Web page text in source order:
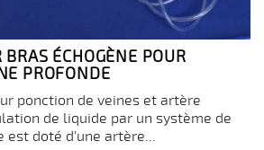
ÉCHOGÈNE POUR
PROFONDE
ponction de veines et artère
de liquide par un système de
est doté d'une artère...